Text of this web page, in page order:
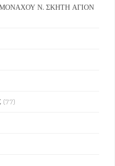
Ν. ΣΚΗΤΗ ΑΓΙΟΝ
(77)